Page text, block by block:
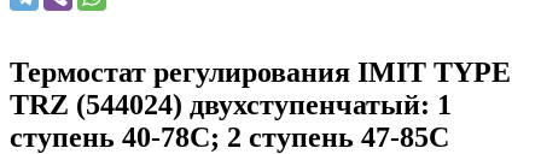
Термостат регулирования IMIT TYPE
TRZ (544024) двухступенчатый: 1
ступень 40-78С; 2 ступень 47-85С